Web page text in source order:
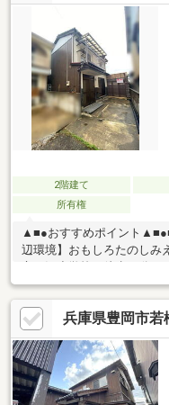
す！『お家探し』『ご売
談は『アーキホームライフ
2階建て
所有権
▲■●おすすめポイント
辺環境】おもしろたのしみ
分（1600ｍ）さとう 豊岡
ト豊岡庄境店：車2分（
但馬銀行豊岡東支店：3分
現況渡し現地案内随時受け
ください。
兵庫県豊岡市若